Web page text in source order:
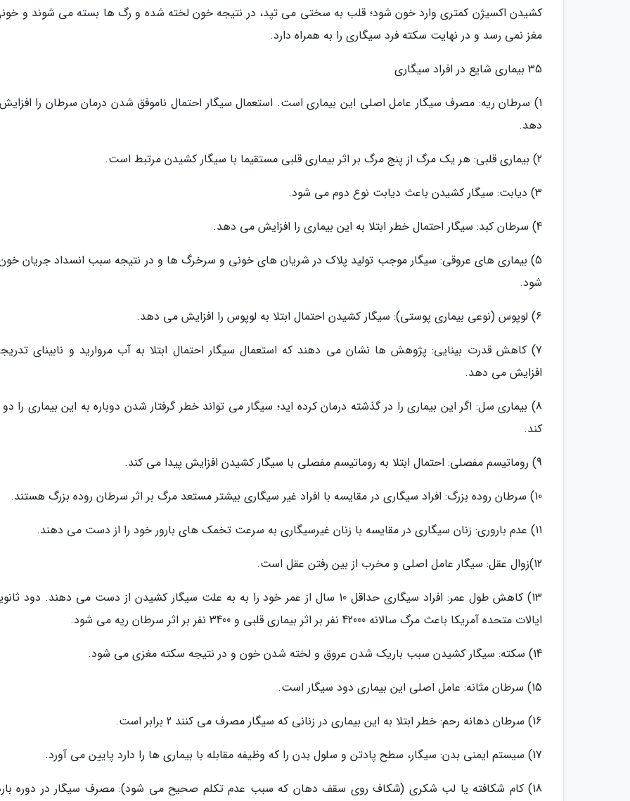
کشیدن اکسیژن کمتری وارد خون شود؛ قلب به سختی می تپد، در نتیجه خون لخته شده و رگ ها بسته می شوند و
مغز نمی رسد و در نهایت سکته فرد سیگاری را به همراه دارد.
35 بیماری شایع در افراد سیگاری
1) سرطان ریه: مصرف سیگار عامل اصلی این بیماری است. استعمال سیگار احتمال ناموفق شدن درمان سرطان را
دهد.
2) بیماری قلبی: هر یک مرگ از پنج مرگ بر اثر بیماری قلبی مستقیما با سیگار کشیدن مرتبط است.
3) دیابت: سیگار کشیدن باعث دیابت نوع دوم می شود.
4) سرطان کبد: سیگار احتمال خطر ابتلا به این بیماری را افزایش می دهد.
5) بیماری های عروقی: سیگار موجب تولید پلاک در شریان های خونی و سرخرگ ها و در نتیجه سبب انسداد جریان
شود.
6) لوپوس (نوعی بیماری پوستی): سیگار کشیدن احتمال ابتلا به لوپوس را افزایش می دهد.
7) کاهش قدرت بینایی: پژوهش ها نشان می دهند که استعمال سیگار احتمال ابتلا به آب مروارید و نابینای
افزایش می دهد.
8) بیماری سل: اگر این بیماری را در گذشته درمان کرده اید؛ سیگار می تواند خطر گرفتار شدن دوباره به این بیماری را دو
کند.
9) روماتیسم مفصلی: احتمال ابتلا به روماتیسم مفصلی با سیگار کشیدن افزایش پیدا می کند.
10) سرطان روده بزرگ: افراد سیگاری در مقایسه با افراد غیر سیگاری بیشتر مستعد مرگ بر اثر سرطان روده بزرگ هستند.
11) عدم باروری: زنان سیگاری در مقایسه با زنان غیرسیگاری به سرعت تخمک های بارور خود را از دست می دهند.
12)زوال عقل: سیگار عامل اصلی و مخرب از بین رفتن عقل است.
13) کاهش طول عمر: افراد سیگاری حداقل 10 سال از عمر خود را به به علت سیگار کشیدن از دست می دهند. دود
ایالات متحده آمریکا باعث مرگ سالانه 42000 نفر بر اثر بیماری قلبی و 3400 نفر بر اثر سرطان ریه می شود.
14) سکته: سیگار کشیدن سبب باریک شدن عروق و لخته شدن خون و در نتیجه سکته مغزی می شود.
15) سرطان مثانه: عامل اصلی این بیماری دود سیگار است.
16) سرطان دهانه رحم: خطر ابتلا به این بیماری در زنانی که سیگار مصرف می کنند 2 برابر است.
17) سیستم ایمنی بدن: سیگار، سطح پادتن و سلول بدن را که وظیفه مقابله با بیماری ها را دارد پایین می آورد.
18) کام شکافته یا لب شکری (شکاف روی سقف دهان که سبب عدم تکلم صحیح می شود): مصرف سیگار در دوره